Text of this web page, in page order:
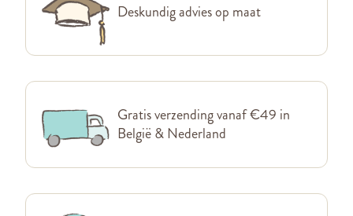
Deskundig advies op maat
Gratis verzending vanaf €49 in
België & Nederland